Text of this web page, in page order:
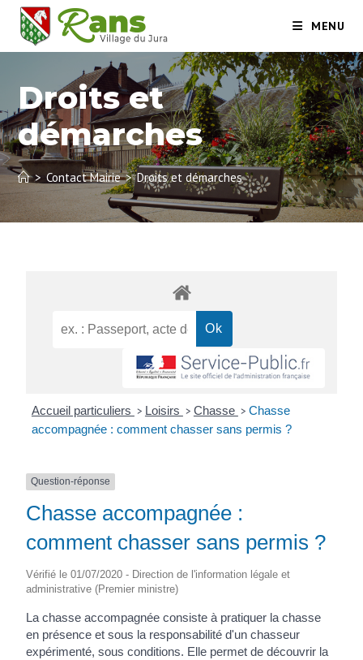
MENU
Droits et
démarches
> Contact Mairie > Droits et démarches
Accueil particuliers > Loisirs > Chasse > Chasse
accompagnée : comment chasser sans permis ?
Question-réponse
Chasse accompagnée :
comment chasser sans permis ?
Vérifié le 01/07/2020 - Direction de l'information légale et
administrative (Premier ministre)
La chasse accompagnée consiste à pratiquer la chasse
en présence et sous la responsabilité d'un chasseur
expérimenté, sous conditions. Elle permet de découvrir la